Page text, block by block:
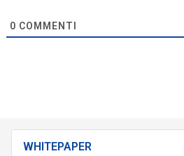
0 COMMENTI
WHITEPAPER